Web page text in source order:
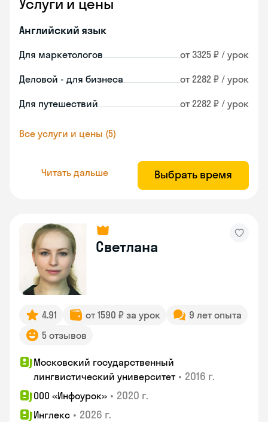
Услуги и цены
Английский язык
Для маркетологов от 3325 ₽ / урок
Деловой - для бизнеса от 2282 ₽ / урок
Для путешествий от 2282 ₽ / урок
Все услуги и цены (5)
Читать дальше Выбрать время
Светлана
4.91 от 1590 ₽ за урок
9 лет опыта
5 отзывов
Московский государственный
лингвистический университет • 2016 г.
ООО «Инфоурок» • 2020 г.
Инглекс • 2026 г.